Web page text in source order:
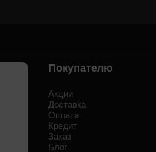
Покупателю
Акции
Доставка
Оплата
Кредит
Заказ
Блог